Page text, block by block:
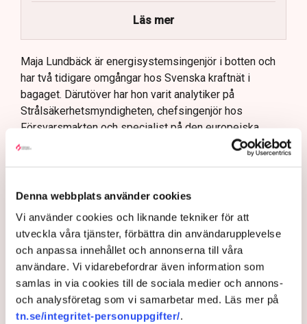
Denna webbplats använder cookies
Vi använder cookies och liknande tekniker för att
utveckla våra tjänster, förbättra din användarupplevelse
och anpassa innehållet och annonserna till våra
användare. Vi vidarebefordrar även information som
samlas in via cookies till de sociala medier och annons-
och analysföretag som vi samarbetar med. Läs mer på
tn.se/integritet-personuppgifter/.
Läs mer
Maja Lundbäck är energisystemsingenjör i botten och
har två tidigare omgångar hos Svenska kraftnät i
bagaget. Därutöver har hon varit analytiker på
Strålsäkerhetsmyndigheten, chefsingenjör hos
Försvarsmakten och specialist på den europeiska
samarbetsorganisationen för stamnätsoperatörer där
näringslivsdepartementet där hon tjänstgjort som
energiminister Ebba Busch statssekreterare i frågor
som rör energi.
– Det är väldigt hedersamt och jag tar mig an detta med
stor ödmjukhet, säger hon i en exklusiv intervju med
Tidningen Näringslivet.
Hjärnan bakom